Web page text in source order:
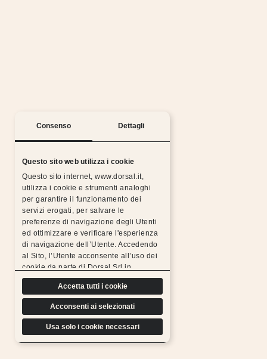
Consenso Dettagli
Questo sito web utilizza i cookie
Questo sito internet, www.dorsal.it,
utilizza i cookie e strumenti analoghi
per garantire il funzionamento dei
servizi erogati, per salvare le
preferenze di navigazione degli Utenti
ed ottimizzare e verificare l'esperienza
di navigazione dell’Utente. Accedendo
al Sito, l’Utente acconsente all’uso dei
cookie da parte di Dorsal Srl in
conformità a quanto previsto di seguito.
Accetta tutti i cookie
Acconsenti ai selezionati
Usa solo i cookie necessari
Silent nights with the Dorsal warranty
All Dorsal products are made from chosen,
resistant, durable materials and subjected to rigorous
tests, which is why we can
offer a free extended warranty.
Find out more